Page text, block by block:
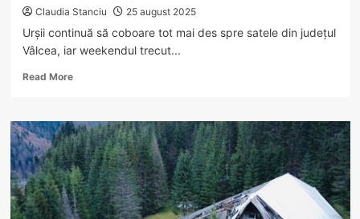
Claudia Stanciu 25 august 2025
Urșii continuă să coboare tot mai des spre satele din județul
Vâlcea, iar weekendul trecut...
Read MoreRead
VIDEO.
Urșii
au
dat
din
nou
târcoale